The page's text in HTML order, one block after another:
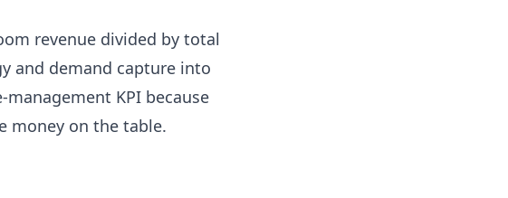
revenue divided by total
and demand capture into
management KPI because
money on the table.